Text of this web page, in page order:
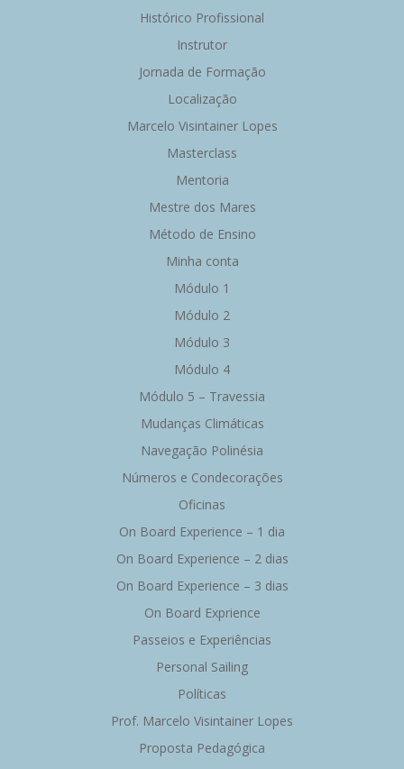
Histórico Profissional
Instrutor
Jornada de Formação
Localização
Marcelo Visintainer Lopes
Masterclass
Mentoria
Mestre dos Mares
Método de Ensino
Minha conta
Módulo 1
Módulo 2
Módulo 3
Módulo 4
Módulo 5 – Travessia
Mudanças Climáticas
Navegação Polinésia
Números e Condecorações
Oficinas
On Board Experience – 1 dia
On Board Experience – 2 dias
On Board Experience – 3 dias
On Board Exprience
Passeios e Experiências
Personal Sailing
Políticas
Prof. Marcelo Visintainer Lopes
Proposta Pedagógica